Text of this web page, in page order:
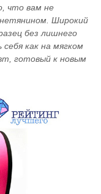
что вам не
Широкий
без лишнего
как на мягком
готовый к новым